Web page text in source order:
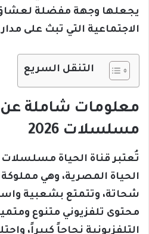
يجعلها وجهة مفضلة لعشاق
الاجتماعية التي تبث على مدار 24 ساعة.
التنقل السريع
معلومات شاملة عن
مسلسلات 2026
تُعتبر قناة الحياة
الحياة المصرية، وهي مملوكة
شحاتة، وتتمتع بشعبية
محتوى تلفزيوني متنوع
التلفزيونية نجاحاً كبيراً،